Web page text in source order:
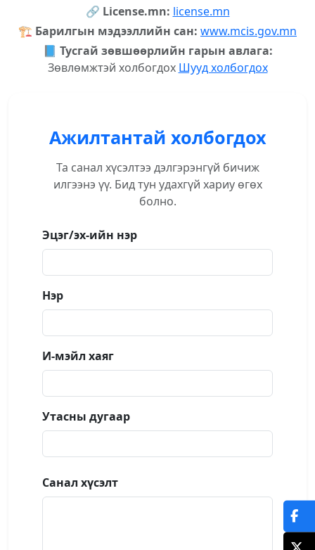
🔗 License.mn: license.mn
🏗️ Барилгын мэдээллийн сан: www.mcis.gov.mn
📘 Тусгай зөвшөөрлийн гарын авлага:
Зөвлөмжтэй холбогдох Шууд холбогдох
Ажилтантай холбогдох
Та санал хүсэлтээ дэлгэрэнгүй бичиж
илгээнэ үү. Бид тун удахгүй хариу өгөх
болно.
Эцэг/эх-ийн нэр
Нэр
И-мэйл хаяг
Утасны дугаар
Санал хүсэлт